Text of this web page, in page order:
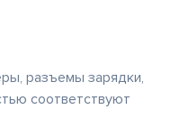
разъемы зарядки,
соответствуют